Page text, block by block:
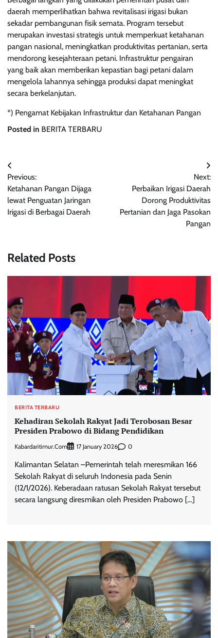
daerah memperlihatkan bahwa revitalisasi irigasi bukan
sekadar pembangunan fisik semata. Program tersebut
merupakan investasi strategis untuk memperkuat ketahanan
pangan nasional, meningkatkan produktivitas pertanian, serta
mendorong kesejahteraan petani. Infrastruktur pengairan
yang baik akan memberikan kepastian bagi petani dalam
mengelola lahannya sehingga produksi dapat meningkat
secara berkelanjutan.
*) Pengamat Kebijakan Infrastruktur dan Ketahanan Pangan
Posted in BERITA TERBARU
Post
navigation
Previous:
Ketahanan Pangan Dijaga
lewat Penguatan Jaringan
Irigasi di Berbagai Daerah
Next:
Perbaikan Irigasi Daerah
Dorong Produktivitas
Pertanian dan Jaga Pasokan
Pangan
Related Posts
BERITA TERBARU
Kehadiran Sekolah Rakyat Jadi Terobosan Besar
Presiden Prabowo di Bidang Pendidikan
Kabardaritimur.com 17 January 2026 0
Kalimantan Selatan –Pemerintah telah meresmikan 166
Sekolah Rakyat di seluruh Indonesia pada Senin
(12/1/2026). Keberadaan ratusan Sekolah Rakyat tersebut
secara langsung diresmikan oleh Presiden Prabowo […]